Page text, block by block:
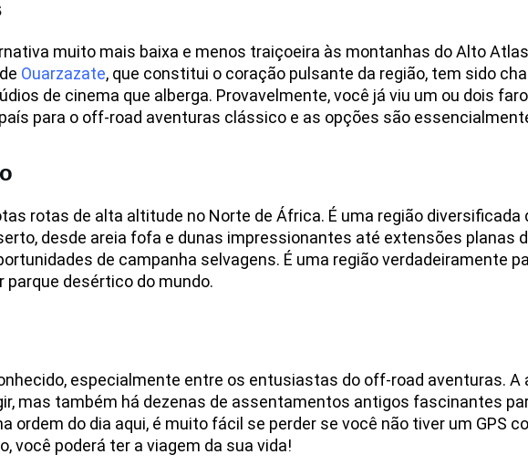
muito mais baixa e menos traiçoeira às montanhas do Alto
Ouarzazate, que constitui o coração pulsante da região, tem sido
de cinema que alberga. Provavelmente, você já viu um ou dois
para o off-road aventuras clássico e as opções são
rotas de alta altitude no Norte de África. É uma região diversificada
desde areia fofa e dunas impressionantes até extensões planas
de campanha selvagens. É uma região verdadeiramente
parque desértico do mundo.
especialmente entre os entusiastas do off-road aventuras. A
mas também há dezenas de assentamentos antigos fascinantes
ordem do dia aqui, é muito fácil se perder se você não tiver um GPS
você poderá ter a viagem da sua vida!